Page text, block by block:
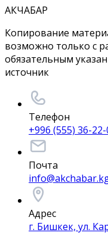
АКЧАБАР
Копирование
возможно только с
обязательным
источник
Телефон
+996 (555) 36-
Почта
Адрес
г. Бишкек, ул.